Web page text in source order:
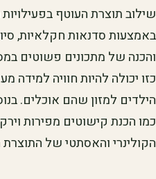
שילוב תוצרת העוטף בפעילויות
באמצעות סדנאות חקלאיות,
והכנה של מתכונים פשוטים
כזו יכולה להיות חוויה
הילדים למזון שהם אוכלים.
כמו הכנת קישוטים מפירות
הקולינרי והאסתטי של